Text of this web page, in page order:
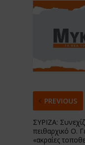
PREVIOUS
ΣΥΡΙΖΑ:
πειθαρχικό Ο.
«ακραίες